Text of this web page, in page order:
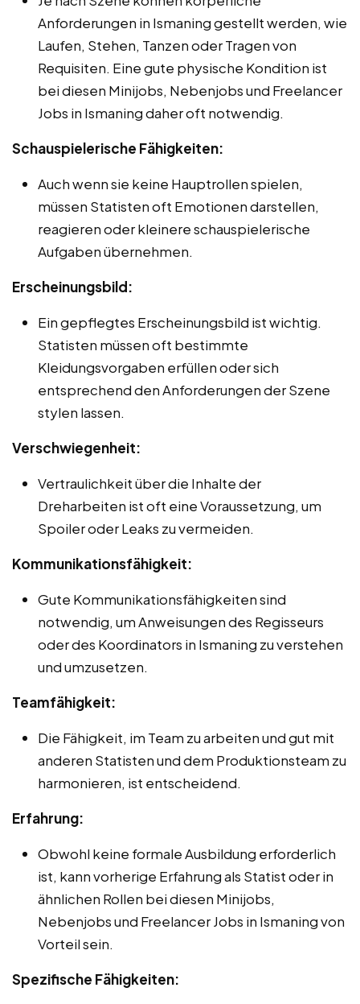
Anforderungen in Ismaning gestellt werden, wie
Laufen, Stehen, Tanzen oder Tragen von
Requisiten. Eine gute physische Kondition ist
bei diesen Minijobs, Nebenjobs und Freelancer
Jobs in Ismaning daher oft notwendig.
Schauspielerische Fähigkeiten:
Auch wenn sie keine Hauptrollen spielen,
müssen Statisten oft Emotionen darstellen,
reagieren oder kleinere schauspielerische
Aufgaben übernehmen.
Erscheinungsbild:
Ein gepflegtes Erscheinungsbild ist wichtig.
Statisten müssen oft bestimmte
Kleidungsvorgaben erfüllen oder sich
entsprechend den Anforderungen der Szene
stylen lassen.
Verschwiegenheit:
Vertraulichkeit über die Inhalte der
Dreharbeiten ist oft eine Voraussetzung, um
Spoiler oder Leaks zu vermeiden.
Kommunikationsfähigkeit:
Gute Kommunikationsfähigkeiten sind
notwendig, um Anweisungen des Regisseurs
oder des Koordinators in Ismaning zu verstehen
und umzusetzen.
Teamfähigkeit:
Die Fähigkeit, im Team zu arbeiten und gut mit
anderen Statisten und dem Produktionsteam zu
harmonieren, ist entscheidend.
Erfahrung:
Obwohl keine formale Ausbildung erforderlich
ist, kann vorherige Erfahrung als Statist oder in
ähnlichen Rollen bei diesen Minijobs,
Nebenjobs und Freelancer Jobs in Ismaning von
Vorteil sein.
Spezifische Fähigkeiten: